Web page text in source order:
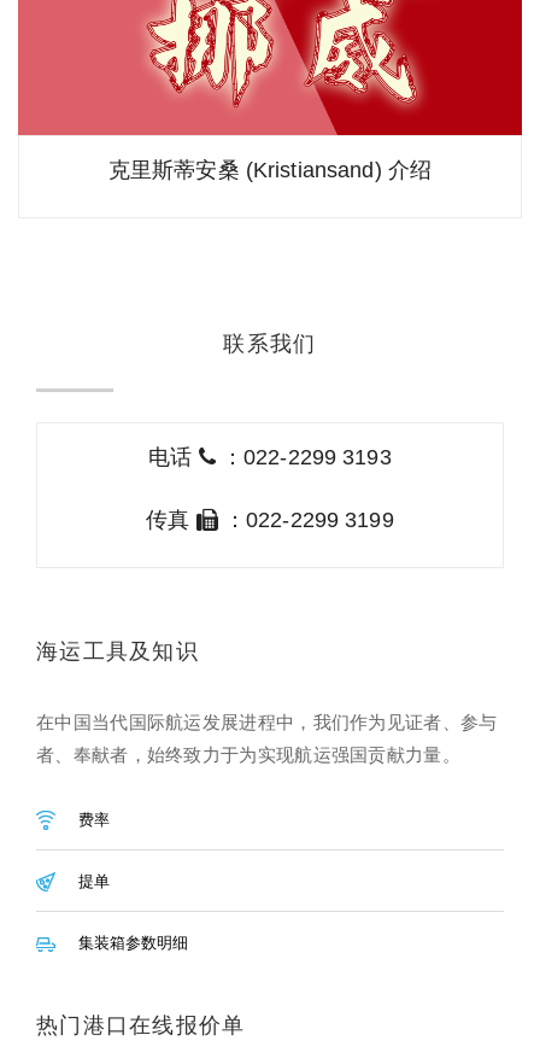
克里斯蒂安桑 (Kristiansand) 介绍
联系我们
电话 ：022-2299 3193
传真 ：022-2299 3199
海运工具及知识
在中国当代国际航运发展进程中，我们作为见证者、参与
者、奉献者，始终致力于为实现航运强国贡献力量。
费率
提单
集装箱参数明细
热门港口在线报价单